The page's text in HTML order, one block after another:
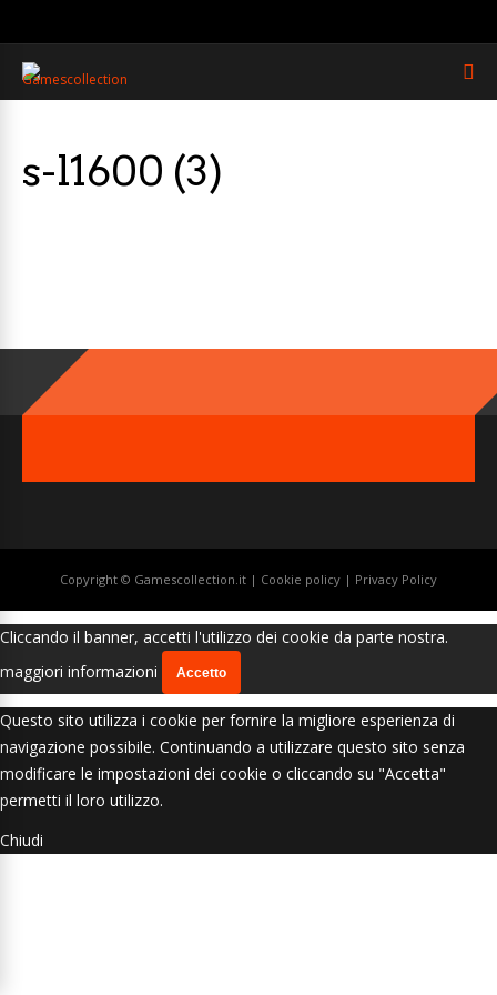
s-l1600 (3)
Copyright © Gamescollection.it | Cookie policy | Privacy Policy
Cliccando il banner, accetti l'utilizzo dei cookie da parte nostra.
maggiori informazioni
Accetto
Questo sito utilizza i cookie per fornire la migliore esperienza di
navigazione possibile. Continuando a utilizzare questo sito senza
modificare le impostazioni dei cookie o cliccando su "Accetta"
permetti il loro utilizzo.
Chiudi